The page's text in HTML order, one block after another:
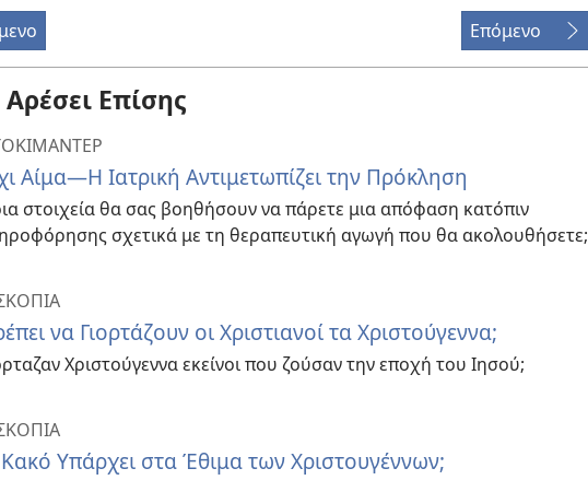
Επόμενο
Επίσης
Αίμα—Η Ιατρική Αντιμετωπίζει την Πρόκληση
στοιχεία θα σας βοηθήσουν να πάρετε μια απόφαση κατόπιν
σχετικά με τη θεραπευτική αγωγή που θα ακολουθήσετε;
να Γιορτάζουν οι Χριστιανοί τα Χριστούγεννα;
Χριστούγεννα εκείνοι που ζούσαν την εποχή του Ιησού;
Κακό Υπάρχει στα Έθιμα των Χριστουγέννων;